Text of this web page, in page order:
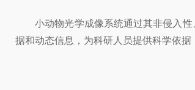
小动物光学成像系统通过其非侵入性
据和动态信息，为科研人员提供科学依据